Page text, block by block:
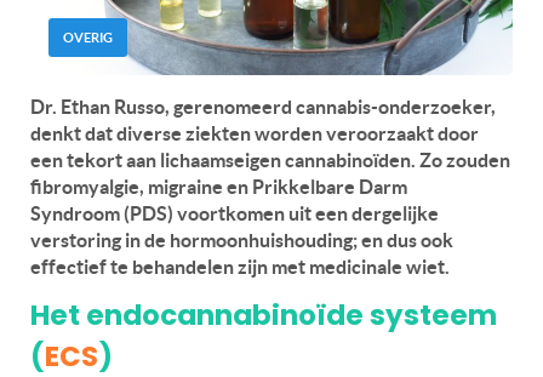
OVERIG
Dr. Ethan Russo, gerenomeerd cannabis-onderzoeker,
denkt dat diverse ziekten worden veroorzaakt door
een tekort aan lichaamseigen cannabinoïden. Zo zouden
fibromyalgie, migraine en Prikkelbare Darm
Syndroom (PDS) voortkomen uit een dergelijke
verstoring in de hormoonhuishouding; en dus ook
effectief te behandelen zijn met medicinale wiet.
Het endocannabinoïde systeem
(ECS)